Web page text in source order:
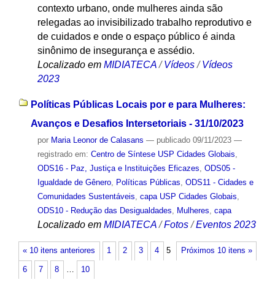
contexto urbano, onde mulheres ainda são
relegadas ao invisibilizado trabalho reprodutivo e
de cuidados e onde o espaço público é ainda
sinônimo de insegurança e assédio.
Localizado em MIDIATECA /Vídeos /Vídeos
2023
Políticas Públicas Locais por e para Mulheres:
Avanços e Desafios Intersetoriais - 31/10/2023
por Maria Leonor de Calasans — publicado09/11/2023 —
registrado em: Centro de Síntese USP Cidades Globais,
ODS16 - Paz, Justiça e Instituições Eficazes, ODS05 -
Igualdade de Gênero, Políticas Públicas, ODS11 - Cidades e
Comunidades Sustentáveis, capa USP Cidades Globais,
ODS10 - Redução das Desigualdades, Mulheres, capa
Localizado em MIDIATECA /Fotos /Eventos 2023
« 10 itens anteriores Próximos 10 itens »
1 2 3 4 5
6 7 8 … 10